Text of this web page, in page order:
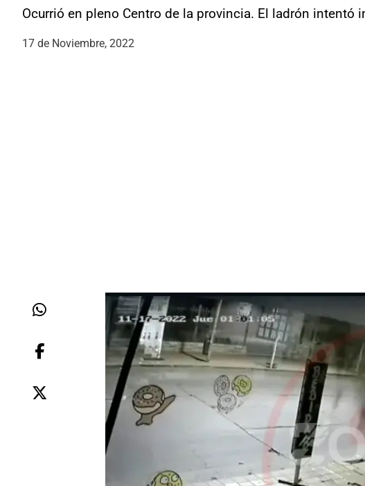
Ocurrió en pleno Centro de la provincia. El ladrón intentó
17 de Noviembre, 2022